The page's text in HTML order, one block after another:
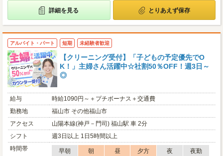
詳細を見る とりあえず保存
アルバイト・パート 短期 未経験者歓迎
【クリーニング受付】「子どもの予定優先でO
K！」主婦さん活躍中☆社割50％OFF！週3日～
◎
給与
時給1090円～＋プチボーナス＋交通費
勤務地
福山市 その他福山市
アクセス
山陽本線(神戸－門司) 福山駅 車 2分
シフト
週3日以上 1日5時間以上
時間帯
早朝 朝 昼 夕方 夜 夜勤